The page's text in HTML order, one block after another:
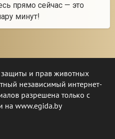
прямо сейчас — это
минут!
защиты и прав животных
независимый интернет-
разрешена только с
на www.egida.by